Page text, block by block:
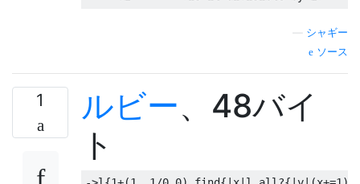
シャギー
ソース
1 ルビー、48バイ
ト